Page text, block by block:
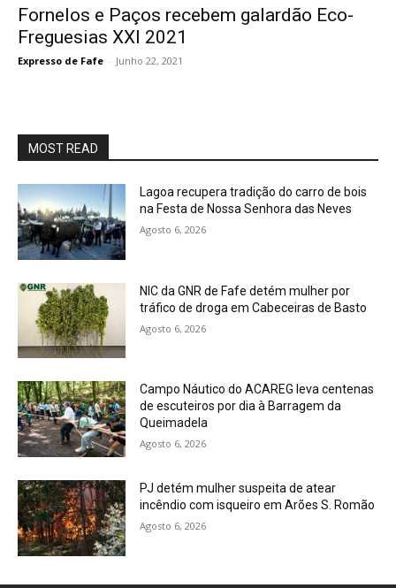
Fornelos e Paços recebem galardão Eco-
Freguesias XXI 2021
Expresso de Fafe - Junho 22, 2021
MOST READ
Lagoa recupera tradição do carro de bois
na Festa de Nossa Senhora das Neves
Agosto 6, 2026
NIC da GNR de Fafe detém mulher por
tráfico de droga em Cabeceiras de Basto
Agosto 6, 2026
Campo Náutico do ACAREG leva centenas
de escuteiros por dia à Barragem da
Queimadela
Agosto 6, 2026
PJ detém mulher suspeita de atear
incêndio com isqueiro em Arões S. Romão
Agosto 6, 2026